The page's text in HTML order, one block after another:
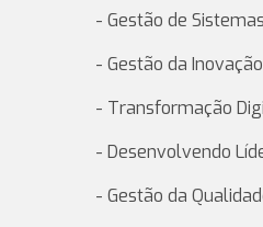
- Gestão de
- Gestão da
- Transformação
- Desenvolvendo
- Gestão da